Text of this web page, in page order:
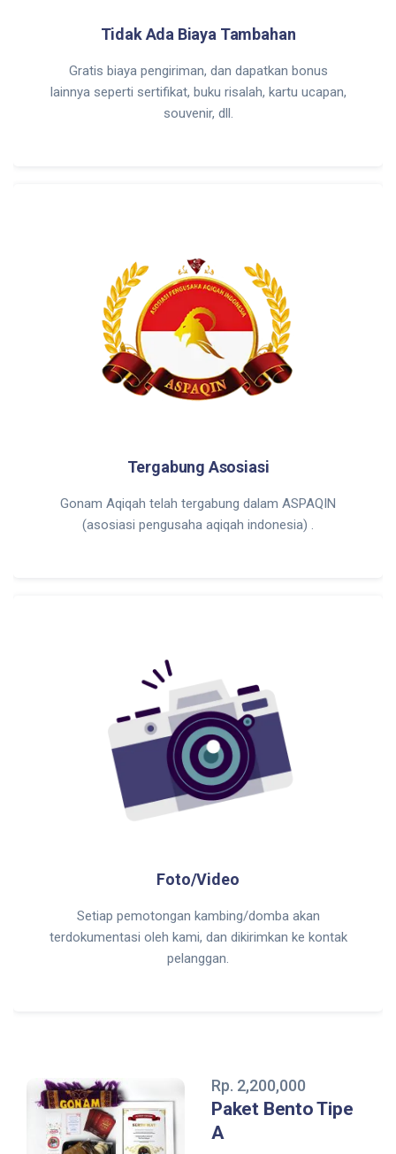
Tidak Ada Biaya Tambahan
Gratis biaya pengiriman, dan dapatkan bonus
lainnya seperti sertifikat, buku risalah, kartu ucapan,
souvenir, dll.
Tergabung Asosiasi
Gonam Aqiqah telah tergabung dalam ASPAQIN
(asosiasi pengusaha aqiqah indonesia) .
Foto/Video
Setiap pemotongan kambing/domba akan
terdokumentasi oleh kami, dan dikirimkan ke kontak
pelanggan.
Rp. 2,200,000
Paket Bento Tipe
A